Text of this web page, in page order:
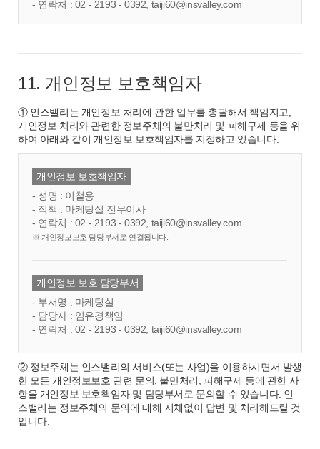
- 연락처 : 02 - 2193 - 0392, taiji60@insvalley.com
11. 개인정보 보호책임자
① 인스밸리는 개인정보 처리에 관한 업무를 총괄해서 책임지고,
개인정보 처리와 관련한 정보주체의 불만처리 및 피해구제 등을 위
하여 아래와 같이 개인정보 보호책임자를 지정하고 있습니다.
개인정보 보호책임자
- 성명 : 이철용
- 직책 : 마케팅실 전무이사
- 연락처 : 02 - 2193 - 0392, taiji60@insvalley.com
※ 개인정보보호 담당부서로 연결됩니다.
개인정보 보호 담당부서
- 부서명 : 마케팅실
- 담당자 : 임유경책임
- 연락처 : 02 - 2193 - 0392, taiji60@insvalley.com
② 정보주체는 인스밸리의 서비스(또는 사업)을 이용하시면서 발생
한 모든 개인정보보호 관련 문의, 불만처리, 피해구제 등에 관한 사
항을 개인정보 보호책임자 및 담당부서로 문의할 수 있습니다. 인
스밸리는 정보주체의 문의에 대해 지체없이 답변 및 처리해드릴 것
입니다.